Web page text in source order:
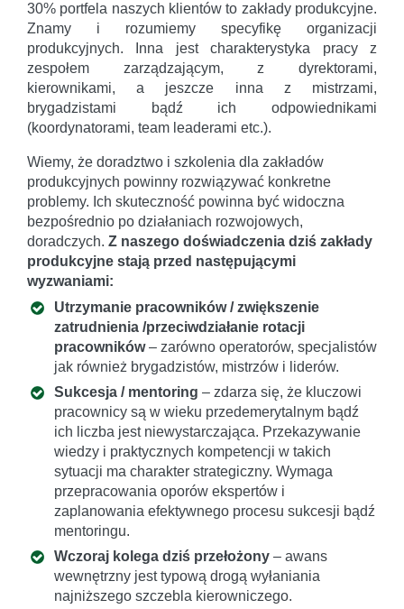
30% portfela naszych klientów to zakłady produkcyjne.
Znamy i rozumiemy specyfikę organizacji
produkcyjnych. Inna jest charakterystyka pracy z
zespołem zarządzającym, z dyrektorami,
kierownikami, a jeszcze inna z mistrzami,
brygadzistami bądź ich odpowiednikami
(koordynatorami, team leaderami etc.).
Wiemy, że doradztwo i szkolenia dla zakładów
produkcyjnych powinny rozwiązywać konkretne
problemy. Ich skuteczność powinna być widoczna
bezpośrednio po działaniach rozwojowych,
doradczych. Z naszego doświadczenia dziś zakłady
produkcyjne stają przed następującymi
wyzwaniami:
Utrzymanie pracowników / zwiększenie
zatrudnienia /przeciwdziałanie rotacji
pracowników– zarówno operatorów, specjalistów
jak również brygadzistów, mistrzów i liderów.
Sukcesja / mentoring – zdarza się, że kluczowi
pracownicy są w wieku przedemerytalnym bądź
ich liczba jest niewystarczająca. Przekazywanie
wiedzy i praktycznych kompetencji w takich
sytuacji ma charakter strategiczny. Wymaga
przepracowania oporów ekspertów i
zaplanowania efektywnego procesu sukcesji bądź
mentoringu.
Wczoraj kolega dziś przełożony – awans
wewnętrzny jest typową drogą wyłaniania
najniższego szczebla kierowniczego.